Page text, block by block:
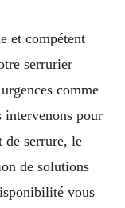
et compétent
serrurier
comme
intervenons pour
de serrure, le
de solutions
vous